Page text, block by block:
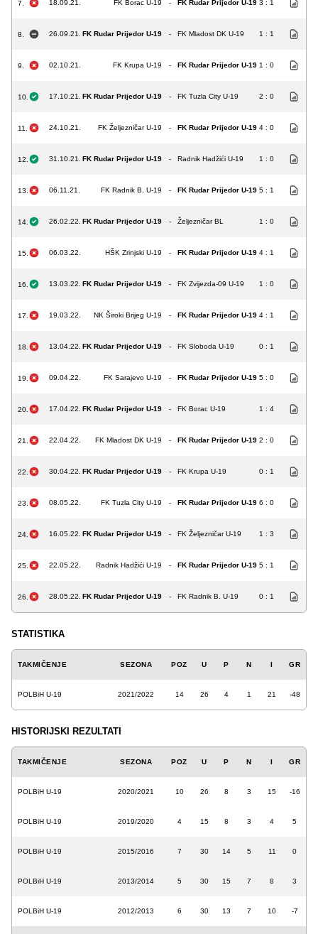
7. 18.09.21. FK Borac U-19 - FK Rudar Prijedor U-19 3 : 1
8. 26.09.21. FK Rudar Prijedor U-19 - FK Mladost DK U-19 1 : 1
9. 02.10.21. FK Krupa U-19 - FK Rudar Prijedor U-19 1 : 0
10. 17.10.21. FK Rudar Prijedor U-19 - FK Tuzla City U-19 2 : 0
11. 24.10.21. FK Željezničar U-19 - FK Rudar Prijedor U-19 4 : 0
12. 31.10.21. FK Rudar Prijedor U-19 - Radnik Hadžići U-19 1 : 0
13. 06.11.21. FK Radnik B. U-19 - FK Rudar Prijedor U-19 5 : 1
14. 26.02.22. FK Rudar Prijedor U-19 - Željezničar BL 1 : 0
15. 06.03.22. HŠK Zrinjski U-19 - FK Rudar Prijedor U-19 4 : 1
16. 13.03.22. FK Rudar Prijedor U-19 - FK Zvijezda-09 U-19 1 : 0
17. 19.03.22. NK Široki Brijeg U-19 - FK Rudar Prijedor U-19 4 : 1
18. 13.04.22. FK Rudar Prijedor U-19 - FK Sloboda U-19 0 : 1
19. 09.04.22. FK Sarajevo U-19 - FK Rudar Prijedor U-19 5 : 0
20. 17.04.22. FK Rudar Prijedor U-19 - FK Borac U-19 1 : 4
21. 22.04.22. FK Mladost DK U-19 - FK Rudar Prijedor U-19 2 : 0
22. 30.04.22. FK Rudar Prijedor U-19 - FK Krupa U-19 0 : 1
23. 08.05.22. FK Tuzla City U-19 - FK Rudar Prijedor U-19 6 : 0
24. 16.05.22. FK Rudar Prijedor U-19 - FK Željezničar U-19 1 : 3
25. 22.05.22. Radnik Hadžići U-19 - FK Rudar Prijedor U-19 5 : 1
26. 28.05.22. FK Rudar Prijedor U-19 - FK Radnik B. U-19 0 : 1
STATISTIKA
TAKMIČENJE SEZONA POZ U P N I GR
POLBiH U-19 2021/2022 14 26 4 1 21 -48
HISTORIJSKI REZULTATI
TAKMIČENJE SEZONA POZ U P N I GR
POLBiH U-19 2020/2021 10 26 8 3 15 -16
POLBiH U-19 2019/2020 4 15 8 3 4 5
POLBiH U-19 2015/2016 7 30 14 5 11 0
POLBiH U-19 2013/2014 5 30 15 7 8 3
POLBiH U-19 2012/2013 6 30 13 7 10 -7